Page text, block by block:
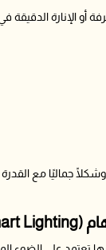
أو الإنارة
جماليًا مع